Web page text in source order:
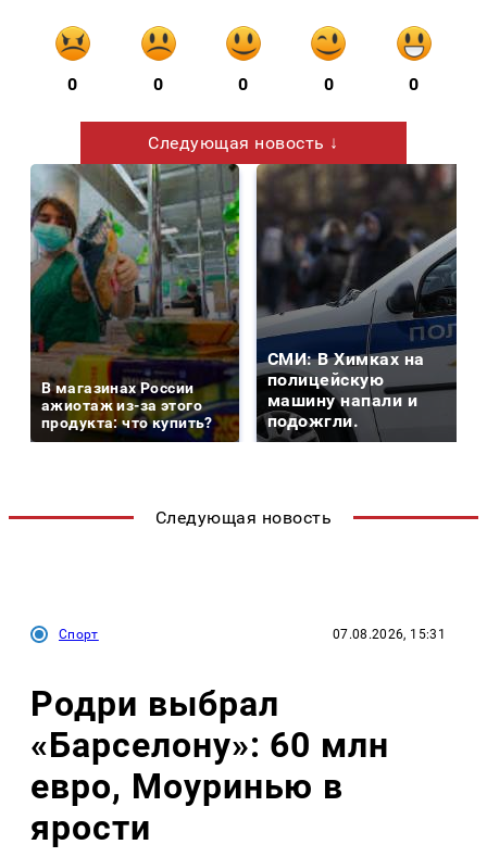
0 0 0 0 0
Следующая новость ↓
В магазинах России
ажиотаж из-за этого
продукта: что купить?
СМИ: В Химках на
полицейскую
машину напали и
подожгли.
Следующая новость
Спорт 07.08.2026, 15:31
Родри выбрал
«Барселону»: 60 млн
евро, Моуринью в
ярости